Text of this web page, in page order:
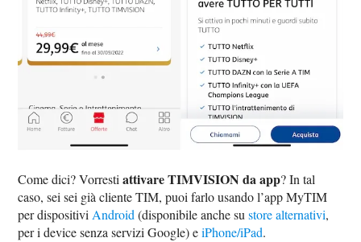
Come dici? Vorrestiattivare TIMVISION da app? In tal
caso, sei sei già cliente TIM, puoi farlo usando l’app MyTIM
per dispositivi Android (disponibile anche sustore alternativi,
per i device senza servizi Google) eiPhone/iPad.